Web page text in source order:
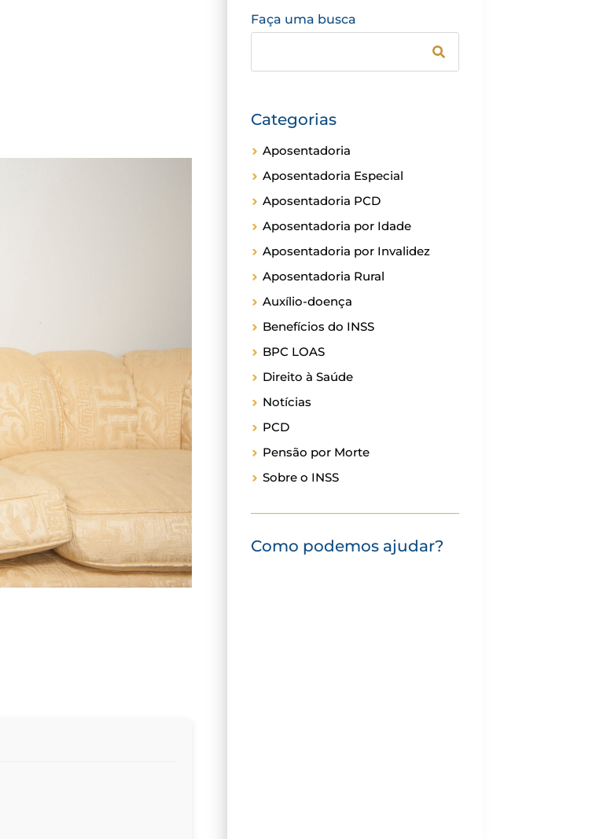
Faça uma busca
Categorias
Aposentadoria
Aposentadoria Especial
Aposentadoria PCD
Aposentadoria por Idade
Aposentadoria por Invalidez
Aposentadoria Rural
Auxílio-doença
Benefícios do INSS
BPC LOAS
Direito à Saúde
Notícias
PCD
Pensão por Morte
Sobre o INSS
Como podemos ajudar?